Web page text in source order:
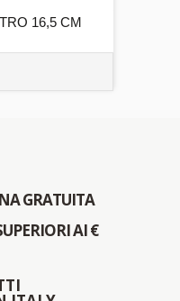
16,5 CM
GRATUITA
AI €